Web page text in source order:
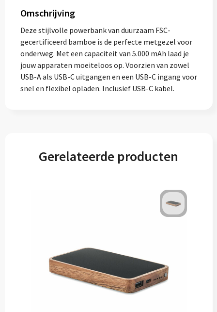
Omschrijving
Deze stijlvolle powerbank van duurzaam FSC-
gecertificeerd bamboe is de perfecte metgezel voor
onderweg. Met een capaciteit van 5.000 mAh laad je
jouw apparaten moeiteloos op. Voorzien van zowel
USB-A als USB-C uitgangen en een USB-C ingang voor
snel en flexibel opladen. Inclusief USB-C kabel.
Gerelateerde producten